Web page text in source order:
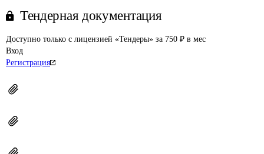
Тендерная документация
Доступно только с лицензией «Тендеры» за 750 ₽ в мес
Вход
Регистрация